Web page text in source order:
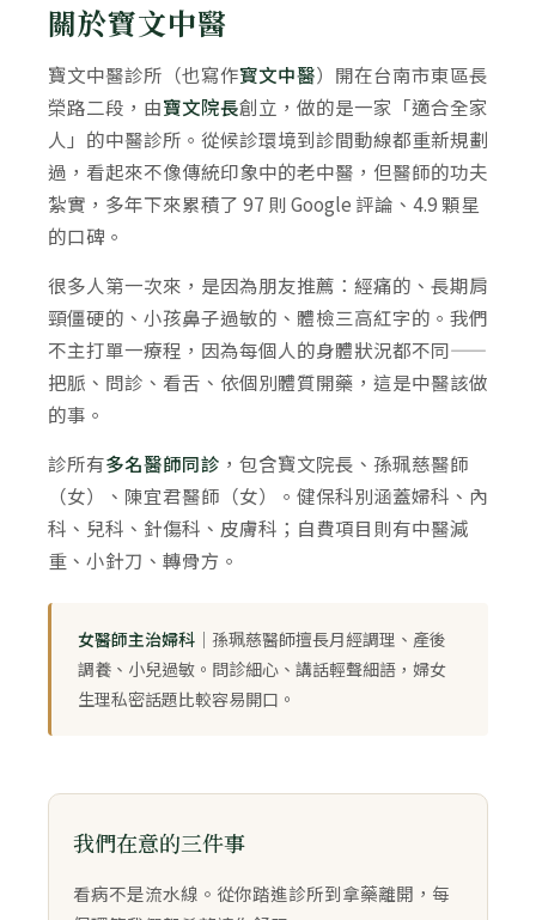
關於寶文中醫
寶文中醫診所（也寫作寳文中醫）開在台南市東區長
榮路二段，由寶文院長創立，做的是一家「適合全家
人」的中醫診所。從候診環境到診間動線都重新規劃
過，看起來不像傳統印象中的老中醫，但醫師的功夫
紮實，多年下來累積了 97 則 Google 評論、4.9 顆星
的口碑。
很多人第一次來，是因為朋友推薦：經痛的、長期肩
頸僵硬的、小孩鼻子過敏的、體檢三高紅字的。我們
不主打單一療程，因為每個人的身體狀況都不同——
把脈、問診、看舌、依個別體質開藥，這是中醫該做
的事。
診所有多名醫師同診 ，包含寶文院長、孫珮慈醫師
（女）、陳宜君醫師（女）。健保科別涵蓋婦科、內
科、兒科、針傷科、皮膚科；自費項目則有中醫減
重、小針刀、轉骨方。
女醫師主治婦科 ｜孫珮慈醫師擅長月經調理、產後
調養、小兒過敏。問診細心、講話輕聲細語，婦女
生理私密話題比較容易開口。
我們在意的三件事
看病不是流水線。從你踏進診所到拿藥離開，每